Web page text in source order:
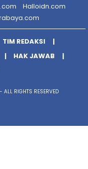
Halloidn.com
TIM REDAKSI
HAK JAWAB
RIGHTS RESERVED